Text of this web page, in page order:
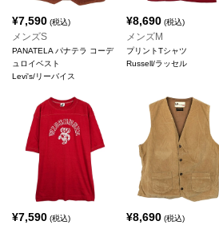
¥7,590 (税込)
メンズS
PANATELA パナテラ コーデ
ュロイベスト
Levi's/リーバイス
¥8,690(税込)
メンズM
プリントTシャツ
Russell/ラッセル
¥7,590 (税込) ¥8,690(税込)